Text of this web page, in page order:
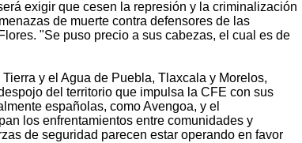
exigir que cesen la represión y la criminalización
de muerte contra defensores de las
"Se puso precio a sus cabezas, el cual es de
y el Agua de Puebla, Tlaxcala y Morelos,
del territorio que impulsa la CFE con sus
españolas, como Avengoa, y el
los enfrentamientos entre comunidades y
de seguridad parecen estar operando en favor